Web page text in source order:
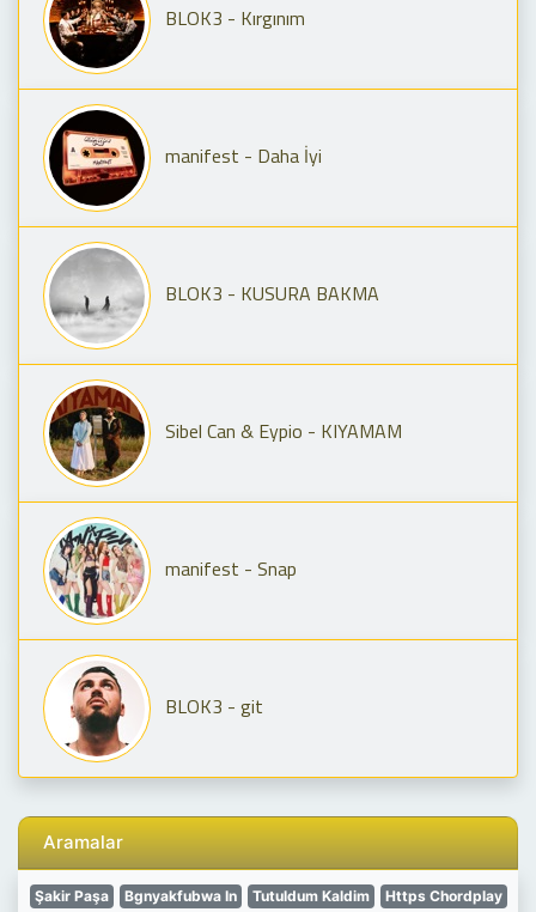
BLOK3 - Kırgınım
manifest - Daha İyi
BLOK3 - KUSURA BAKMA
Sibel Can & Eypio - KIYAMAM
manifest - Snap
BLOK3 - git
Aramalar
Şakir Paşa Bgnyakfubwa In Tutuldum Kaldim
Https Chordplay